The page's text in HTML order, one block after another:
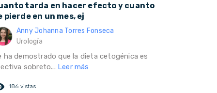
tarda en hacer efecto y cuanto
pierde en un mes, ej
Anny Johanna Torres Fonseca
Urología
ha demostrado que la dieta cetogénica es
sobreto... Leer más
186 vistas